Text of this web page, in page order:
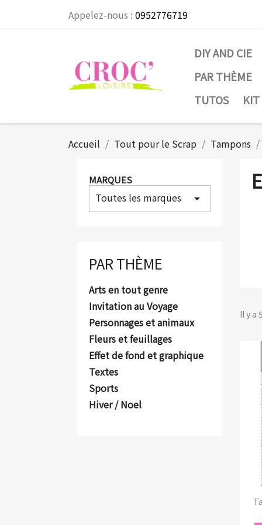
Appelez-nous : 0952776719
DIY AND CIE
PAR THÈME
TUTOS
KIT
Accueil Tout pour le Scrap Tampons
MARQUES
Toutes les marques arrow_drop_down
PAR THÈME
Arts en tout genre
Invitation au Voyage
Personnages et animaux
Fleurs et feuillages
Effet de fond et graphique
Textes
Sports
Hiver / Noel
Il y a